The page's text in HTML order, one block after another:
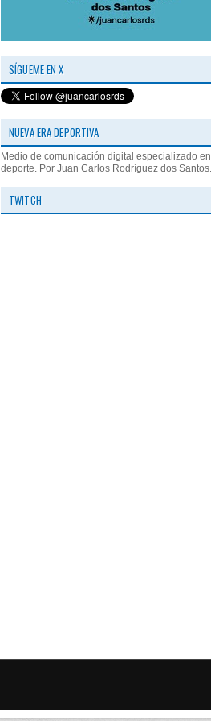
SÍGUEME EN X
NUEVA ERA DEPORTIVA
Medio de comunicación digital especializado en
deporte. Por Juan Carlos Rodríguez dos Santos.
TWITCH